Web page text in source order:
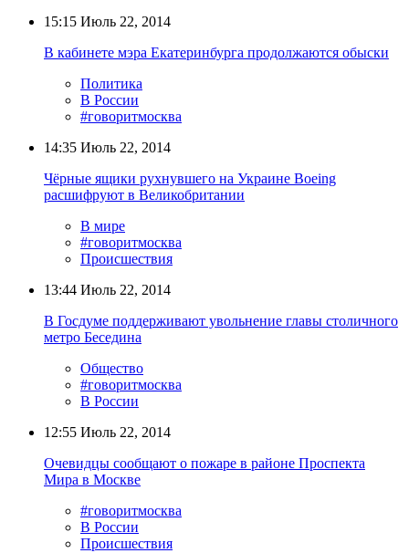
15:15 Июль 22, 2014
В кабинете мэра Екатеринбурга продолжаются обыски
Политика
В России
#говоритмосква
14:35 Июль 22, 2014
Чёрные ящики рухнувшего на Украине Boeing
расшифруют в Великобритании
В мире
#говоритмосква
Происшествия
13:44 Июль 22, 2014
В Госдуме поддерживают увольнение главы столичного
метро Беседина
Общество
#говоритмосква
В России
12:55 Июль 22, 2014
Очевидцы сообщают о пожаре в районе Проспекта
Мира в Москве
#говоритмосква
В России
Происшествия